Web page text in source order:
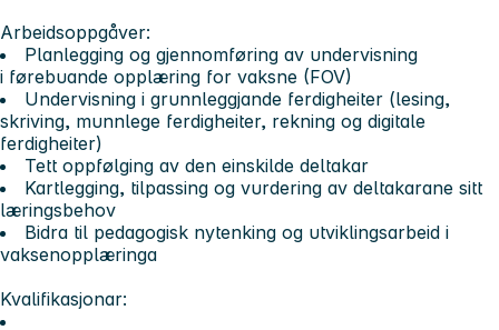
Arbeidsoppgåver:
Planlegging og gjennomføring av undervisning
i førebuande opplæring for vaksne (FOV)
Undervisning i grunnleggjande ferdigheiter (lesing,
skriving, munnlege ferdigheiter, rekning og digitale
ferdigheiter)
Tett oppfølging av den einskilde deltakar
Kartlegging, tilpassing og vurdering av deltakarane sitt
læringsbehov
Bidra til pedagogisk nytenking og utviklingsarbeid i
vaksenopplæringa
Kvalifikasjonar: